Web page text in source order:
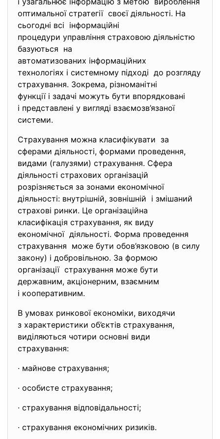
оптимальної стратегії своєї діяльності. На
сьогодні всі інформаційні
процедури управління страховою діяльністю
базуються на
автоматизованих інформаційних
технологіях і системному підході до розгляду
страхування. Зокрема, різноманітні
функції і задачі можуть бути впорядковані
і представлені у вигляді взаємозв’язаної
системи.
Страхування можна класифікувати за
сферами діяльності, формами проведення,
видами (галузями) страхування. Сфера
діяльності страхових організацій
розрізняється за зонами економічної
діяльності: внутрішній, зовнішній і змішаний
страхові ринки. Це організаційна
класифікація страхування, як виду
економічної діяльності. Форма проведення
страхування може бути обов’язковою (в силу
закону) і добровільною. За формою
організації страхування може бути
державним, акціонерним, взаємним
і кооперативним.
В умовах ринкової економіки, виходячи
з характеристики об’єктів страхування,
виділяються чотири основні види
страхування:
· майнове страхування;
· особисте страхування;
· страхування відповідальності;
· страхування економічних ризиків.